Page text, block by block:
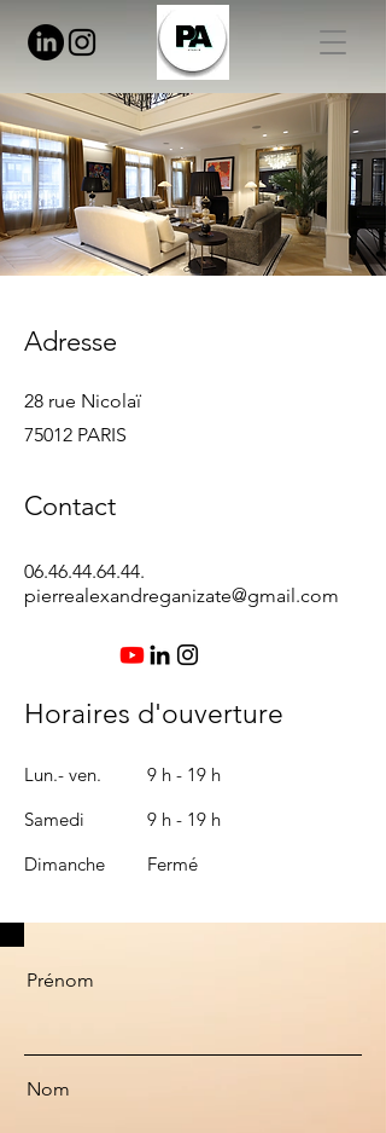
Adresse
28 rue Nicolaï
75012 PARIS
Contact
06.46.44.64.44.
pierrealexandreganizate@gmail.com
Horaires d'ouverture
Lun.- ven.
9 h - 19 h
Samedi
​9 h - 19 h
​Dimanche
Fermé
Prénom
Nom